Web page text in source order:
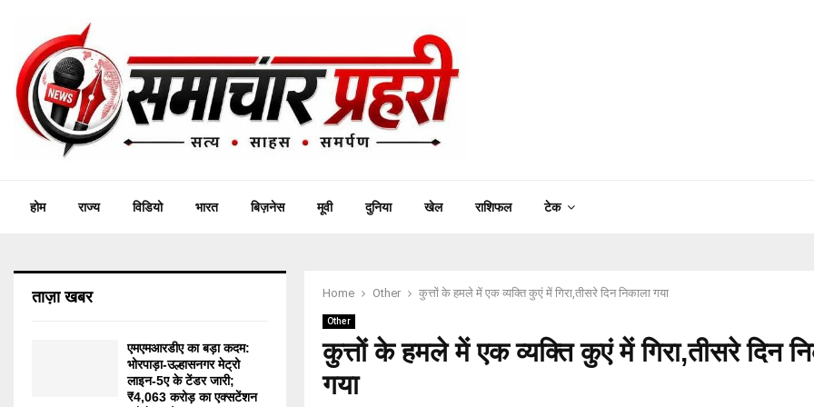
होम राज्य विडियो भारत बिज़नेस मूवी दुनिया खेल राशिफल टेक
Home Other कुत्तों के हमले में एक व्यक्ति कुएं में गिरा,तीसरे दिन निकाला गया
Other
कुत्तों के हमले में एक व्यक्ति कुएं में गिरा,तीसरे दिन
गया
ताज़ा खबर
एमएमआरडीए का बड़ा कदम:
भोरपाड़ा-उल्हासनगर मेट्रो
लाइन-5ए के टेंडर जारी;
₹4,063 करोड़ का एक्सटेंशन